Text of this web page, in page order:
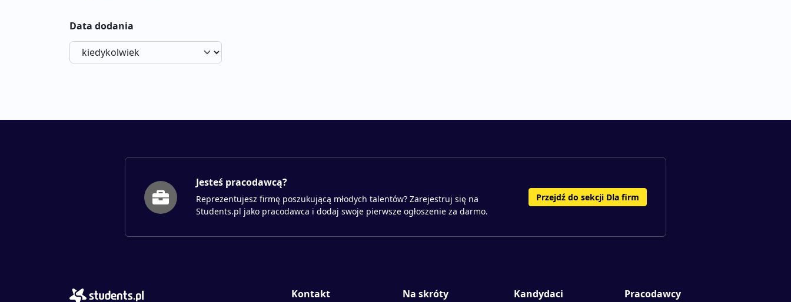
Data dodania
Jesteś pracodawcą?
Reprezentujesz firmę poszukującą młodych talentów? Zarejestruj się na
Students.pl jako pracodawca i dodaj swoje pierwsze ogłoszenie za darmo.
Przejdź do sekcji Dla firm
Kontakt Na skróty Kandydaci Pracodawcy